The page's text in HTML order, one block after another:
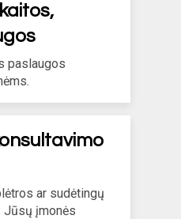
paslaugos
ar sudėtingų
Jūsų įmonės